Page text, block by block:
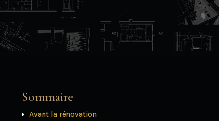
Sommaire
Avant la rénovation